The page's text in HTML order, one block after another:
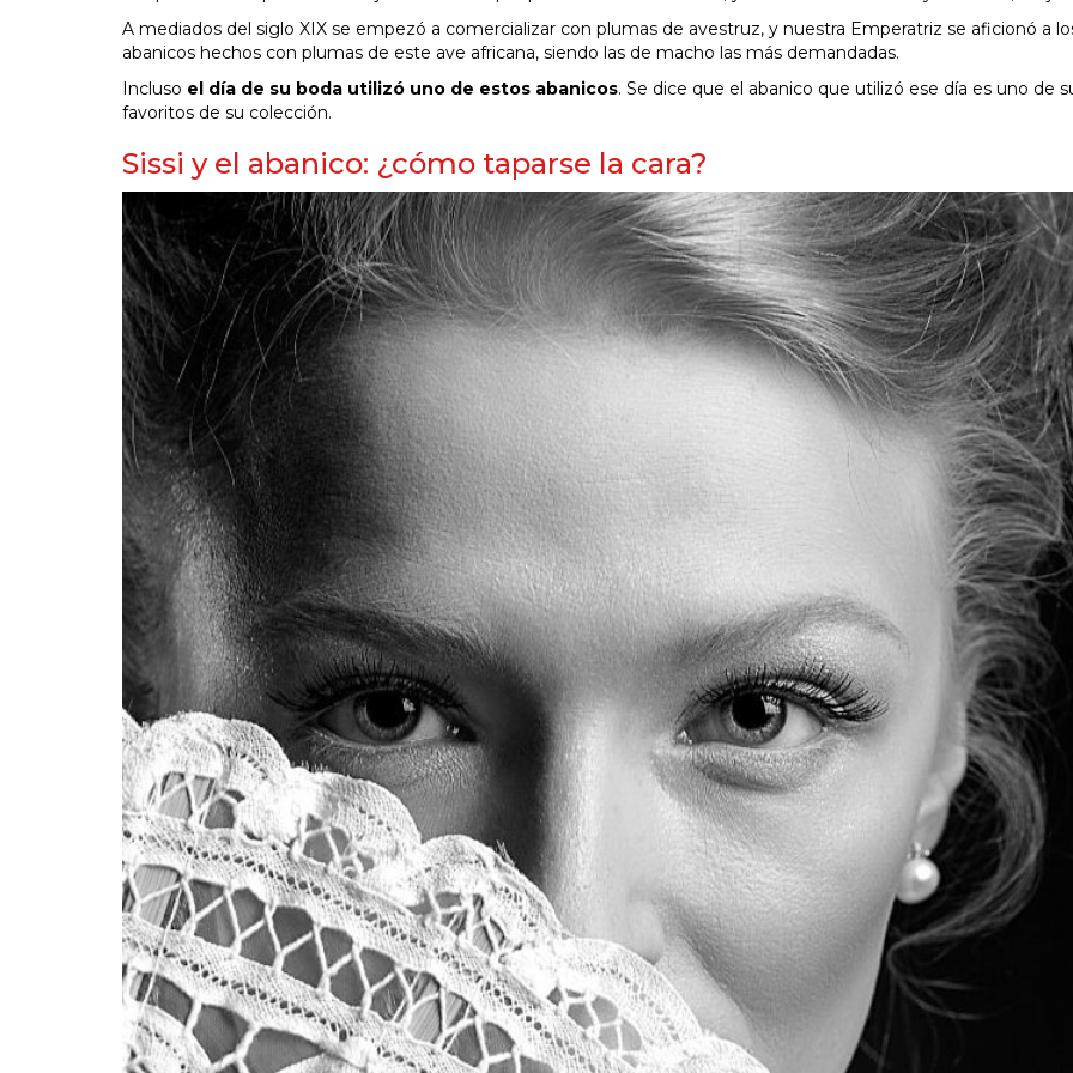
A mediados del siglo XIX se empezó a comercializar con plumas de avestruz, y nuestra Emperatriz se aficionó a
abanicos hechos con plumas de este ave africana, siendo las de macho las más demandadas.
Incluso el día de su boda utilizó uno de estos abanicos. Se dice que el abanico que utilizó ese día es uno de
favoritos de su colección.
Sissi y el abanico: ¿cómo taparse la cara?